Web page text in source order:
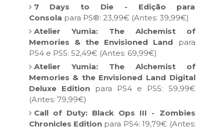
7 Days to Die - Edição para
Consola para PS®: 23,99€ (Antes: 39,99€)
Atelier Yumia: The Alchemist of
Memories & the Envisioned Land para
PS4 e PS5: 52,49€ (Antes: 69,99€)
Atelier Yumia: The Alchemist of
Memories & the Envisioned Land Digital
Deluxe Editionpara PS4 e PS5: 59,99€
(Antes: 79,99€)
Call of Duty: Black Ops III - Zombies
Chronicles Editionpara PS4: 19,79€ (Antes: